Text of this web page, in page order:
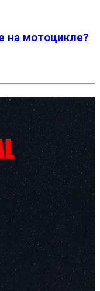
на мотоцикле?